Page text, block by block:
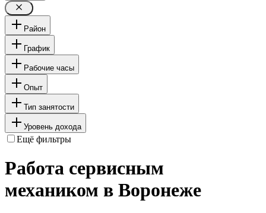
Район
График
Рабочие часы
Опыт
Тип занятости
Уровень дохода
Ещё фильтры
Работа сервисным
механиком в Воронеже